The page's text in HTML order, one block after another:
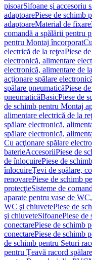
pisoarSifoane şi accesoriu
adaptoarePiese de schimb
adaptoareMaterial de fixare
comandă a spălării pentru
pentru Montaj încorporat
electrică de la reţeaPiese
electronică, alimentare
electronică, alimentare de
acţionare spălare
spălare pneumaticăPiese
pneumaticăBasicPiese de
de schimb pentru Montaj
alimentare electrică de la
spălare electronică,
spălare electronică,
Cu acţionare spălare
baterieAccesoriiPiese de
de înlocuirePiese de
înlocuireŢevi de spălare,
renovarePiese de schimb
protecţieSisteme de
aparate pentru vase de
WC şi chiuvetePiese de
şi chiuveteSifoanePiese de
conectarePiese de schimb
conectarePiese de schimb
de schimb pentru Seturi
pentru Ţeavă racord spălare